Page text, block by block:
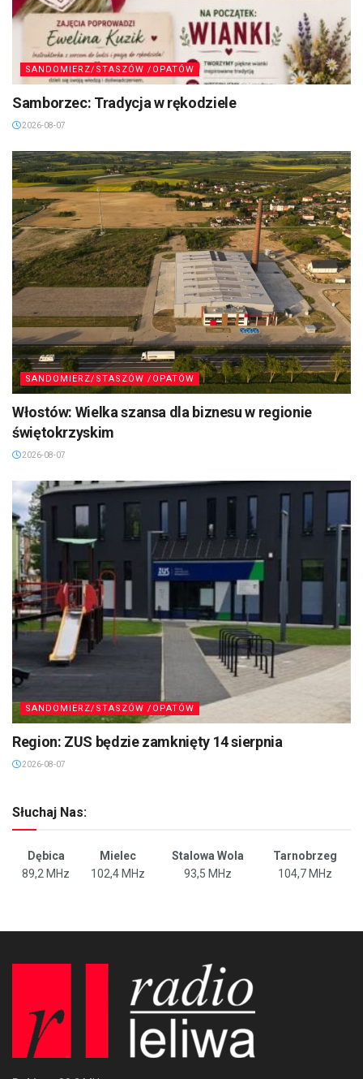
SANDOMIERZ/STASZÓW /OPATÓW
Samborzec: Tradycja w rękodziele
2026-08-07
SANDOMIERZ/STASZÓW /OPATÓW
Włostów: Wielka szansa dla biznesu w regionie
świętokrzyskim
2026-08-07
SANDOMIERZ/STASZÓW /OPATÓW
Region: ZUS będzie zamknięty 14 sierpnia
2026-08-07
Słuchaj Nas:
Dębica Mielec Stalowa Wola
Tarnobrzeg
89,2 MHz
102,4 MHz 93,5 MHz 104,7 MHz